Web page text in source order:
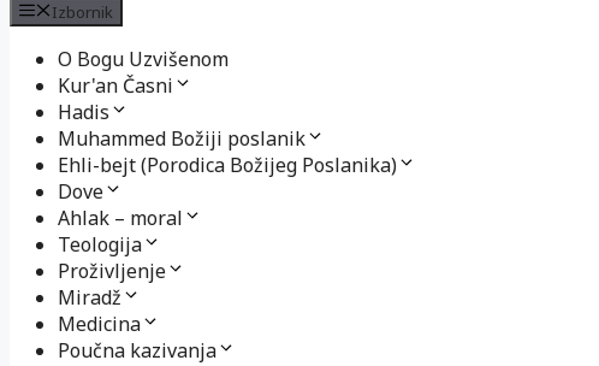
Izbornik
O Bogu Uzvišenom
Kur'an Časni
Hadis
Muhammed Božiji poslanik
Ehli-bejt (Porodica Božijeg Poslanika)
Dove
Ahlak – moral
Teologija
Proživljenje
Miradž
Medicina
Poučna kazivanja